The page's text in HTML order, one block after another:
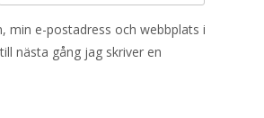
min e-postadress och webbplats i
nästa gång jag skriver en